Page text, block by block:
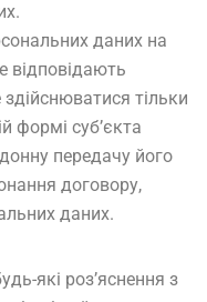
даних на
відповідають
тільки
формі суб’єкта
передачу його
договору,
даних.
які роз’яснення з